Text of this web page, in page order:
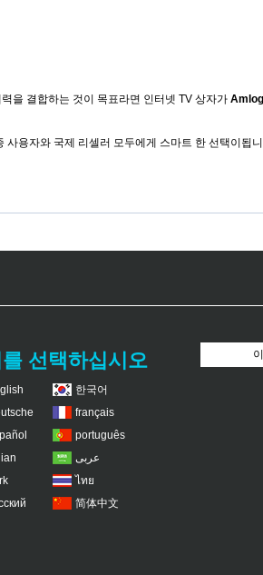
을 결합하는 것이 목표라면 인터넷 TV 상자가
용자와 국제 리셀러 모두에게 스마트 한 선택이됩니
선택하십시오
한국어
français
português
عربى
ไทย
简体中文